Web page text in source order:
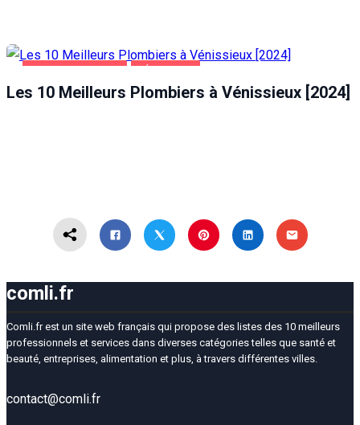
Les 10 Meilleurs Plombiers à Vénissieux [2024]
comli.fr
Comli.fr est un site web français qui propose des listes des 10 meilleurs
professionnels et services dans diverses catégories telles que santé et
beauté, entreprises, alimentation et plus, à travers différentes villes.
contact@comli.fr